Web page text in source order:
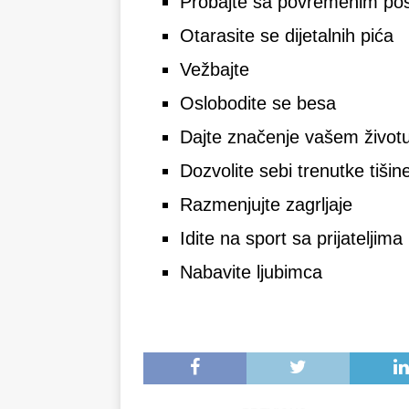
Otarasite se dijetalnih pića
Vežbajte
Oslobodite se besa
Dajte značenje vašem
Dozvolite sebi trenutke
Razmenjujte zagrljaje
Idite na sport sa prijateljima
Nabavite ljubimca